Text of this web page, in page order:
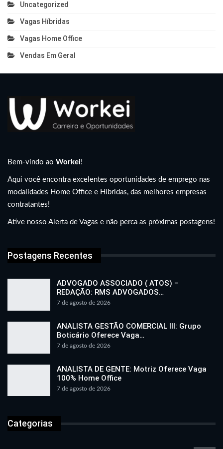
Uncategorized
Vagas Híbridas
Vagas Home Office
Vendas Em Geral
Bem-vindo ao Workei!
Aqui você encontra excelentes oportunidades de emprego nas
modalidades Home Office e Híbridas, das melhores empresas
contratantes!
Ative nosso Alerta de Vagas e não perca as próximas postagens!
Postagens Recentes
ADVOGADO ASSOCIADO ( ATOS) –
REDAÇÃO: RMS ADVOGADOS…
7 de agosto de 2026
ANALISTA GESTÃO COMERCIAL III: Grupo
Boticário Oferece Vaga…
7 de agosto de 2026
ANALISTA DE GENTE: Motriz Oferece Vaga
100% Home Office
7 de agosto de 2026
Categorias